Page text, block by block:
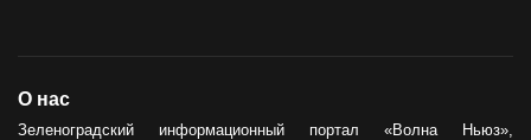
О нас
Зеленоградский информационный портал «Волна Ньюз»,